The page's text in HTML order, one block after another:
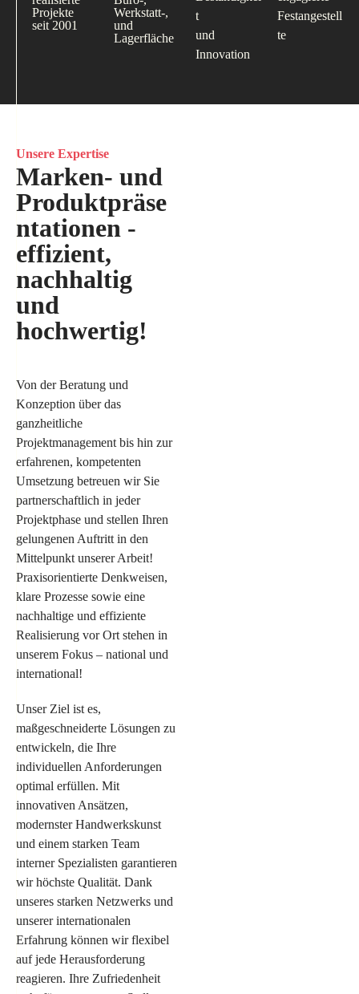
Projekte
seit 2001
Werkstatt-,
und
Lagerfläche
t
und
Innovation
Festangestell
te
Unsere Expertise
Marken- und
Produktpräse
ntationen -
effizient,
nachhaltig
und
hochwertig!
Von der Beratung und
Konzeption über das
ganzheitliche
Projektmanagement bis hin zur
erfahrenen, kompetenten
Umsetzung betreuen wir Sie
partnerschaftlich in jeder
Projektphase und stellen Ihren
gelungenen Auftritt in den
Mittelpunkt unserer Arbeit!
Praxisorientierte Denkweisen,
klare Prozesse sowie eine
nachhaltige und effiziente
Realisierung vor Ort stehen in
unserem Fokus – national und
international!
Unser Ziel ist es,
maßgeschneiderte Lösungen zu
entwickeln, die Ihre
individuellen Anforderungen
optimal erfüllen. Mit
innovativen Ansätzen,
modernster Handwerkskunst
und einem starken Team
interner Spezialisten garantieren
wir höchste Qualität. Dank
unseres starken Netzwerks und
unserer internationalen
Erfahrung können wir flexibel
auf jede Herausforderung
reagieren. Ihre Zufriedenheit